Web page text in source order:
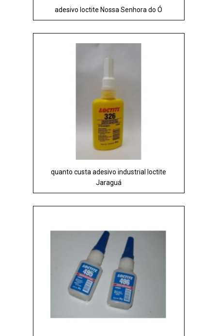
adesivo loctite Nossa Senhora do Ó
quanto custa adesivo industrial loctite
Jaraguá